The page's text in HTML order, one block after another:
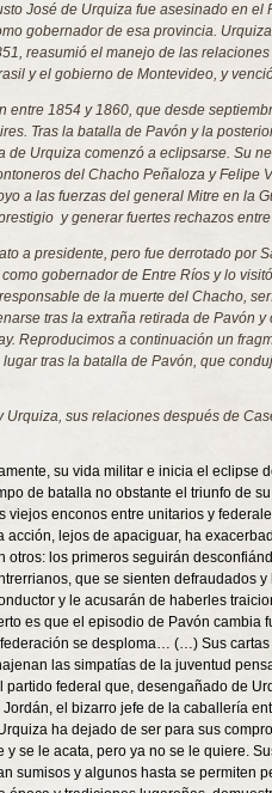
José de Urquiza fue asesinado en el
gobernador de esa provincia.
reasumió el manejo de las
y el gobierno de Montevideo, y
entre 1854 y 1860, que desde
Tras la batalla de Pavón y la
de Urquiza comenzó a eclipsarse. Su
del Chacho Peñaloza y Felipe
a las fuerzas del general Mitre en la
y generar fuertes rechazos
a presidente, pero fue derrotado por
gobernador de Entre Ríos y lo
de la muerte del Chacho,
tras la extraña retirada de Pavón y
Reproducimos a continuación un
tras la batalla de Pavón, que
Urquiza, sus relaciones después de
su vida militar e inicia el eclipse
de batalla no obstante el triunfo de
viejos enconos entre unitarios y
lejos de apaciguar, ha
otros: los primeros seguirán
que se sienten defraudados
y le acusarán de haberles
es que el episodio de Pavón cambia
se desploma… (…) Sus cartas
las simpatías de la juventud
partido federal que, desengañado de
el bizarro jefe de la caballería
ha dejado de ser para sus
se le acata, pero ya no se le quiere.
sumisos y algunos hasta se permiten